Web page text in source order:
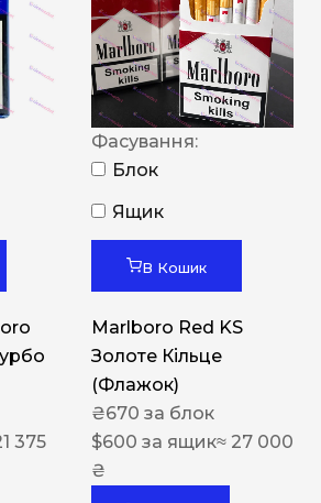
375
Фасування:
Блок
Ящик
В Кошик
Marlboro Red KS
Золоте Кільце
(Флажок)
₴670 за блок
$600 за ящик≈ 27 000
₴